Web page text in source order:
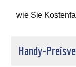
wie Sie
Handy-